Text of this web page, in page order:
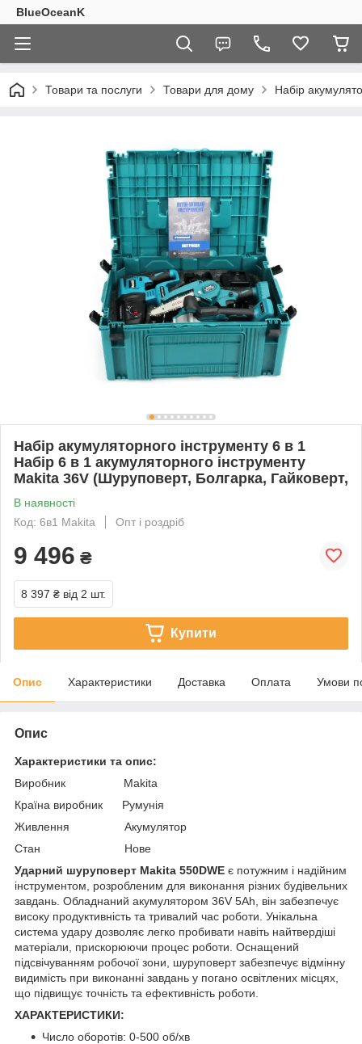
BlueOceanK
Товари та послуги Товари для дому Набір
Набір акумуляторного інструменту 6 в 1
Набір 6 в 1 акумуляторного інструменту
Makita 36V (Шуруповерт, Болгарка, Гайковерт,
В наявності
Код: 6в1 Makita
Опт і роздріб
9 496 ₴
8 397 ₴ від 2 шт.
Купити
Опис Характеристики Доставка Оплата Умови
Опис
Характеристики та опис:
Виробник Makita
Країна виробник Румунія
Живлення Акумулятор
Стан Нове
Ударний шуруповерт Makita 550DWE є потужним і надійним
інструментом, розробленим для виконання різних будівельних
завдань. Обладнаний акумулятором 36V 5Ah, він забезпечує
високу продуктивність та тривалий час роботи. Унікальна
система удару дозволяє легко пробивати навіть найтвердіші
матеріали, прискорюючи процес роботи. Оснащений
підсвічуванням робочої зони, шуруповерт забезпечує відмінну
видимість при виконанні завдань у погано освітлених місцях,
що підвищує точність та ефективність роботи.
ХАРАКТЕРИСТИКИ:
Число оборотів: 0-500 об/хв